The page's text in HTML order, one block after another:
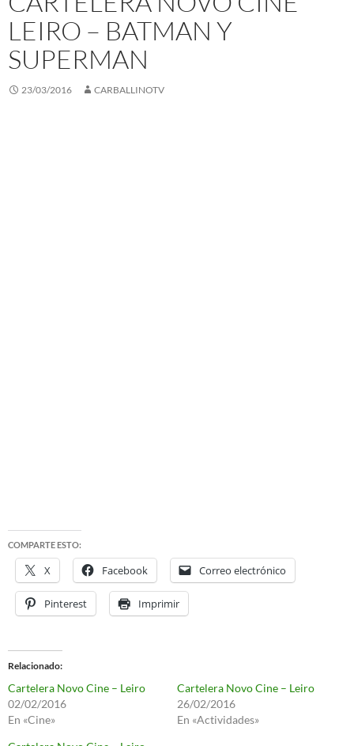
LEIRO – BATMAN Y
SUPERMAN
23/03/2016 CARBALLINOTV
COMPARTE ESTO:
X Facebook Correo electrónico
Pinterest Imprimir
Relacionado
Cartelera Novo Cine – Leiro
02/02/2016
En «Cine»
Cartelera Novo Cine – Leiro
26/02/2016
En «Actividades»